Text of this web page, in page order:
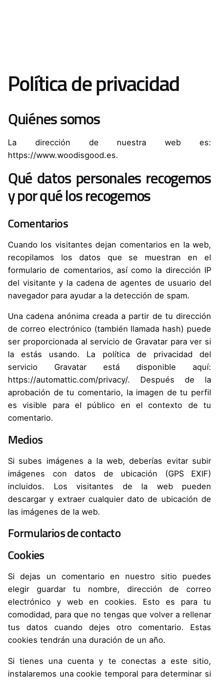
Política de privacidad
Quiénes somos
La dirección de nuestra web es:
https://www.woodisgood.es.
Qué datos personales recogemos
y por qué los recogemos
Comentarios
Cuando los visitantes dejan comentarios en la web,
recopilamos los datos que se muestran en el
formulario de comentarios, así como la dirección IP
del visitante y la cadena de agentes de usuario del
navegador para ayudar a la detección de spam.
Una cadena anónima creada a partir de tu dirección
de correo electrónico (también llamada hash) puede
ser proporcionada al servicio de Gravatar para ver si
la estás usando. La política de privacidad del
servicio Gravatar está disponible aquí:
https://automattic.com/privacy/. Después de la
aprobación de tu comentario, la imagen de tu perfil
es visible para el público en el contexto de tu
comentario.
Medios
Si subes imágenes a la web, deberías evitar subir
imágenes con datos de ubicación (GPS EXIF)
incluidos. Los visitantes de la web pueden
descargar y extraer cualquier dato de ubicación de
las imágenes de la web.
Formularios de contacto
Cookies
Si dejas un comentario en nuestro sitio puedes
elegir guardar tu nombre, dirección de correo
electrónico y web en cookies. Esto es para tu
comodidad, para que no tengas que volver a rellenar
tus datos cuando dejes otro comentario. Estas
cookies tendrán una duración de un año.
Si tienes una cuenta y te conectas a este sitio,
instalaremos una cookie temporal para determinar si